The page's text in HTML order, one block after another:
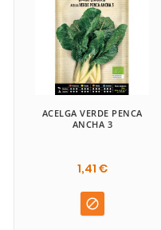
ACELGA VERDE PENCA
ANCHA 3
1,41 €
